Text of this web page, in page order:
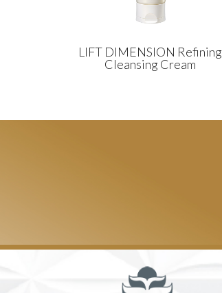
LIFT DIMENSION Refining
Cleansing Cream